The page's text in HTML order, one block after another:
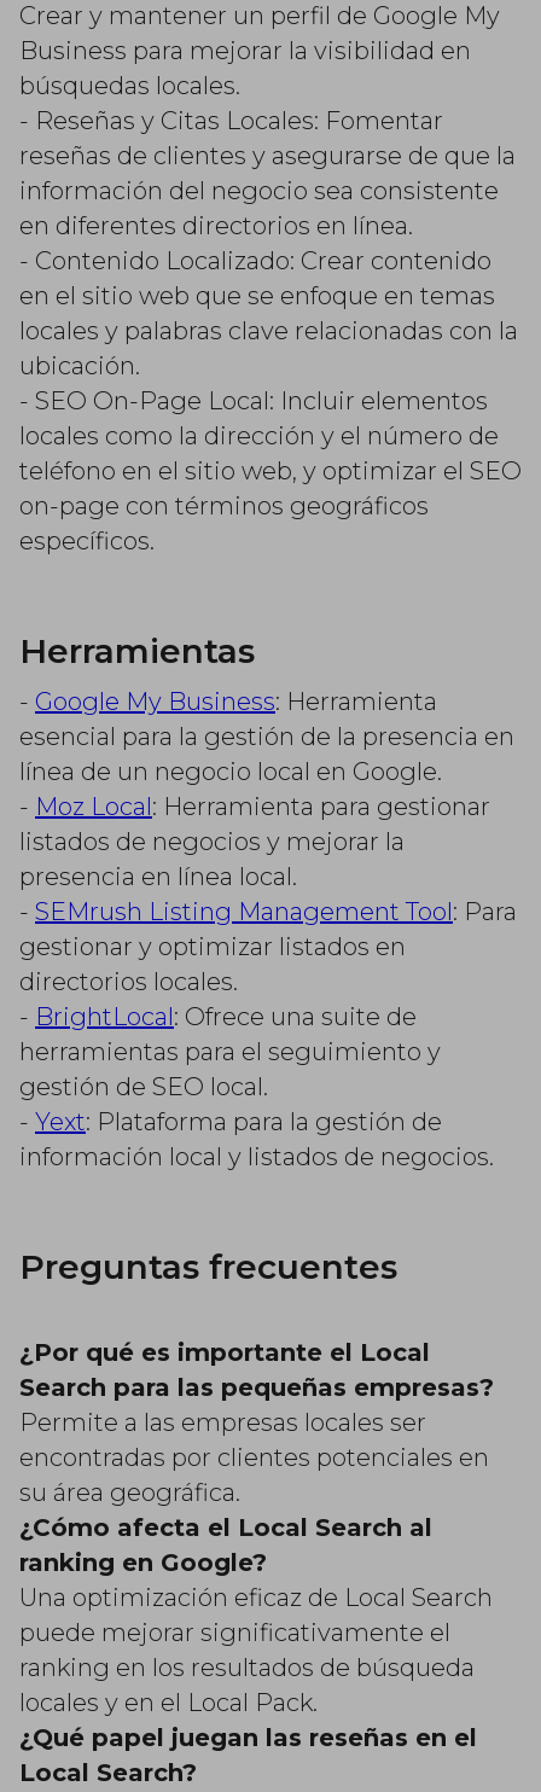
Crear y mantener un perfil de Google My
Business para mejorar la visibilidad en
búsquedas locales.
- Reseñas y Citas Locales: Fomentar
reseñas de clientes y asegurarse de que la
información del negocio sea consistente
en diferentes directorios en línea.
- Contenido Localizado: Crear contenido
en el sitio web que se enfoque en temas
locales y palabras clave relacionadas con la
ubicación.
- SEO On-Page Local: Incluir elementos
locales como la dirección y el número de
teléfono en el sitio web, y optimizar el SEO
on-page con términos geográficos
específicos.
Herramientas
- Google My Business: Herramienta
esencial para la gestión de la presencia en
línea de un negocio local en Google.
- Moz Local: Herramienta para gestionar
listados de negocios y mejorar la
presencia en línea local.
- SEMrush Listing Management Tool: Para
gestionar y optimizar listados en
directorios locales.
- BrightLocal: Ofrece una suite de
herramientas para el seguimiento y
gestión de SEO local.
- Yext: Plataforma para la gestión de
información local y listados de negocios.
Preguntas frecuentes
¿Por qué es importante el Local
Search para las pequeñas empresas?
Permite a las empresas locales ser
encontradas por clientes potenciales en
su área geográfica.
¿Cómo afecta el Local Search al
ranking en Google?
Una optimización eficaz de Local Search
puede mejorar significativamente el
ranking en los resultados de búsqueda
locales y en el Local Pack.
¿Qué papel juegan las reseñas en el
Local Search?